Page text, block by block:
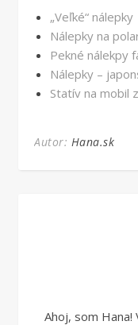
„Veľké“ nálepky
Nálepky na
Pekné nálekpy
Nálepky –
Statív na mobil
Autor: Hana.sk
Ahoj, som